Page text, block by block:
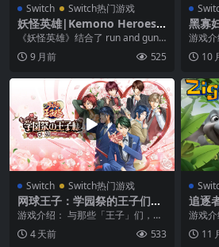
Switch Switch热门游戏
妖怪英雄|Kemono Heroes
中文
《妖怪英雄》结合了 run and gun
元素，快速街机动作，冲刺和斩
击，以及...
9 月前 525
黑寡
ow:
游戏
是一
回答问
10
Switch Switch热门游戏
网球王子：学园祭的王子们重
制版|テニスの王子様 も～っ
と 学園祭の王子様 ♡-40 and
more…中文
游戏介绍： 与那些「王子」们，在
球场之外编织故事的恋爱冒险游
戏。 深受粉丝喜爱长...
4 天前 533
追逐
r
游戏
戏与
集一个
11